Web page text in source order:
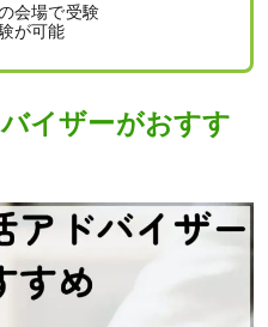
会場で受験
が可能
イザーがおすす